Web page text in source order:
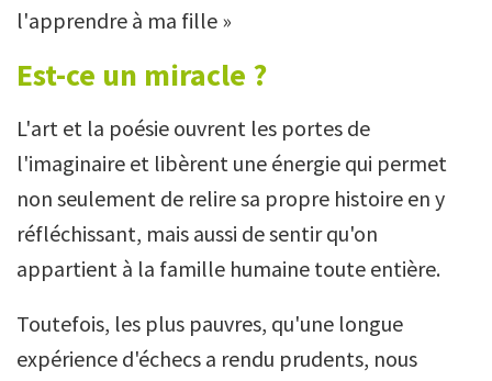
l'apprendre à ma fille »
Est-ce un miracle ?
L'art et la poésie ouvrent les portes de
l'imaginaire et libèrent une énergie qui permet
non seulement de relire sa propre histoire en y
réfléchissant, mais aussi de sentir qu'on
appartient à la famille humaine toute entière.
Toutefois, les plus pauvres, qu'une longue
expérience d'échecs a rendu prudents, nous